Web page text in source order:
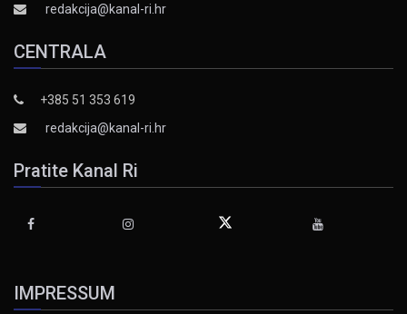
redakcija@kanal-ri.hr
CENTRALA
+385 51 353 619
redakcija@kanal-ri.hr
Pratite Kanal Ri
IMPRESSUM